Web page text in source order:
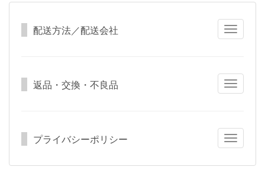
Toggle
配送方法／配送会社
Toggle
返品・交換・不良品
Toggle
プライバシーポリシー